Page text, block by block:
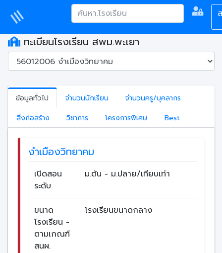
ทะเบียนโรงเรียน สพม.พะเยา
ข้อมูลทั่วไป จำนวนนักเรียน
จำนวนครู/บุคลากร
สิ่งก่อสร้าง
วิชาการ โครงการพิเศษ Best
งำเมืองวิทยาคม
เปิดสอน
ระดับ
ม.ต้น - ม.ปลาย/เทียบเท่า
ขนาด
โรงเรียน -
ตามเกณฑ์
สนผ.
โรงเรียนขนาดกลาง